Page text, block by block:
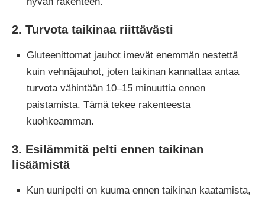
2. Turvota taikinaa riittävästi
Gluteenittomat jauhot imevät enemmän nestettä
kuin vehnäjauhot, joten taikinan kannattaa antaa
turvota vähintään 10–15 minuuttia ennen
paistamista. Tämä tekee rakenteesta
kuohkeamman.
3. Esilämmitä pelti ennen taikinan
lisäämistä
Kun uunipelti on kuuma ennen taikinan kaatamista,